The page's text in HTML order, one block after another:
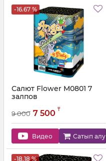
-16.67 %
Салют Flower M0801 7
залпов
9 000 7 500 ₸
Видео Сатып алу
-18.18 %